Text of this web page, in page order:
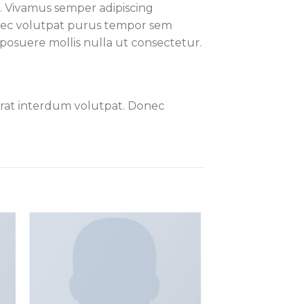
semper adipiscing
volutpat purus tempor sem
mollis nulla ut consectetur.
interdum volutpat. Donec